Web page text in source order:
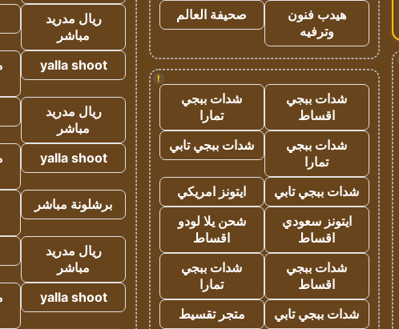
هيدب فنون
وترفيه
صحيفة العالم
!
شدات ببجي
اقساط
شدات ببجي
تمارا
شدات ببجي
تمارا
شدات ببجي تابي
شدات ببجي تابي
ايتونز امريكي
ايتونز سعودي
اقساط
شحن يلا لودو
اقساط
شدات ببجي
اقساط
شدات ببجي
تمارا
شدات ببجي تابي
متجر تقسيط
ريال مدريد
مباشر
yalla shoot
ريال مدريد
مباشر
yalla shoot
برشلونة مباشر
ريال مدريد
مباشر
yalla shoot